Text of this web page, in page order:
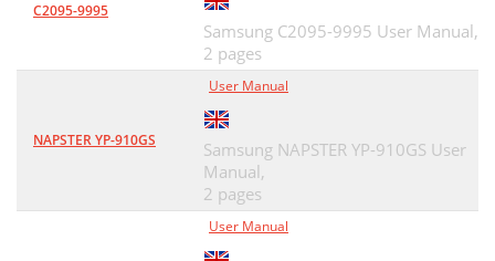
C2095-9995
Samsung C2095-9995 User Manual,
2 pages
NAPSTER YP-910GS
User Manual
Samsung NAPSTER YP-910GS User
Manual,
2 pages
User Manual